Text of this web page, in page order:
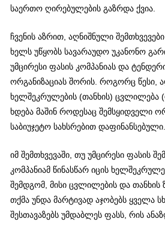
საერთო ღირებულების გაზრდა ქვია.
ჩვენის აზრით, აღნიშნული
ხელს უწყობს სავარაუდო უკანონო
უმცირესი ფასის კომპანიას და
ორგანიზაციას შორის. როგორც წესი,
ხელშეკრულების (თანხის) ცვლილება
ხდება მაშინ როდესაც შემსყიდველი
საბიუჯეტო სახსრებით დაფინანსებული.
იმ შემთხვევაში, თუ უმცირესი ფასის
კომპანიამ წინასწარ იცის
შემდგომ, მისი ცვლილების და თანხის
თქმა უნდა მარტივად აჯობებს ყველა
შესთავაზებს უმდაბლეს ფასს, რის